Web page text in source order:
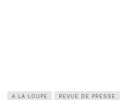
A LA LOUPE REVUE DE PRESSE